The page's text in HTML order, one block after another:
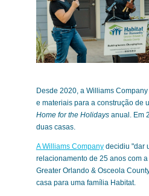
Desde 2020, a Williams
e materiais para a construção de
Home for the Holidaysanual. Em
duas casas.
A Williams Companydecidiu "dar
relacionamento de 25 anos com
Greater Orlando & Osceola
casa para uma família Habitat.